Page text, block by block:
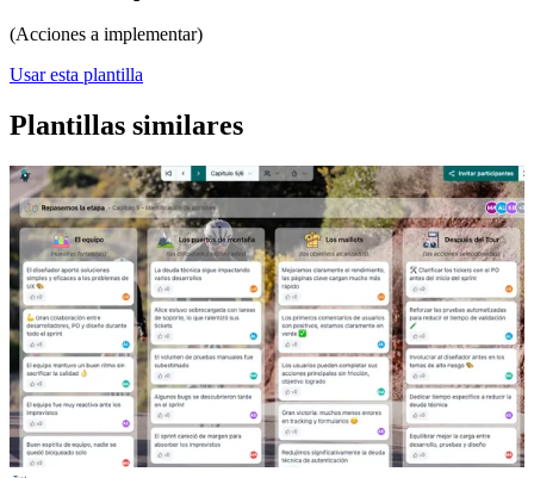
(Acciones a implementar)
Usar esta plantilla
Plantillas similares